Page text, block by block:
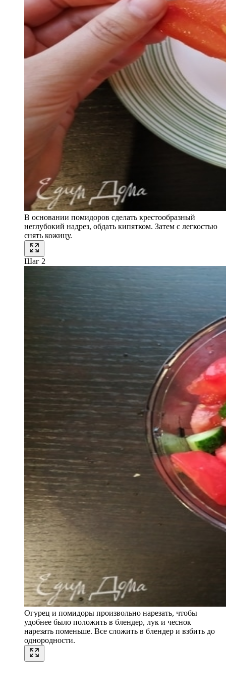
В основании помидоров сделать крестообразный
неглубокий надрез, обдать кипятком. Затем с легкостью
снять кожицу.
Шаг 2
Огурец и помидоры произвольно нарезать, чтобы
удобнее было положить в блендер, лук и чеснок
нарезать поменьше. Все сложить в блендер и взбить до
однородности.